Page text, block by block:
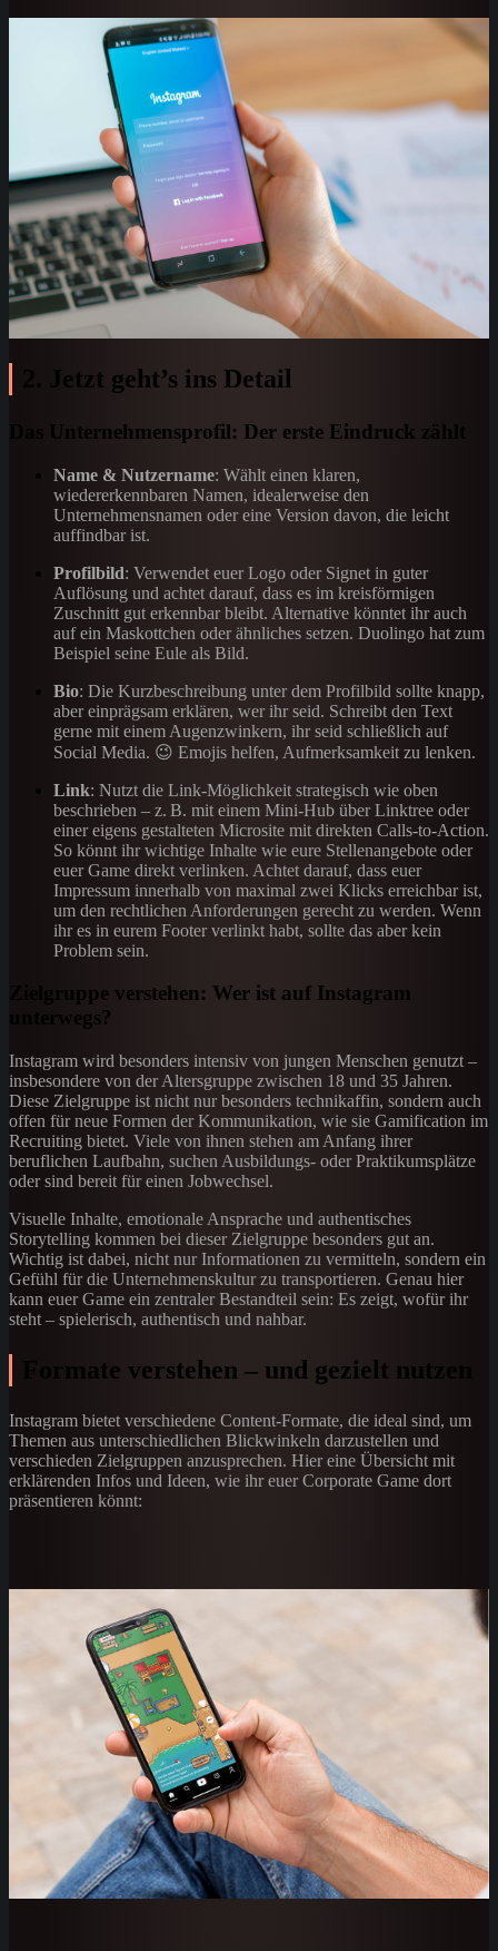
2. Jetzt geht’s ins Detail
Das Unternehmensprofil: Der erste Eindruck zählt
Name & Nutzername: Wählt einen klaren,
wiedererkennbaren Namen, idealerweise den
Unternehmensnamen oder eine Version davon, die leicht
auffindbar ist.
Profilbild: Verwendet euer Logo oder Signet in guter
Auflösung und achtet darauf, dass es im kreisförmigen
Zuschnitt gut erkennbar bleibt. Alternative könntet ihr auch
auf ein Maskottchen oder ähnliches setzen. Duolingo hat zum
Beispiel seine Eule als Bild.
Bio: Die Kurzbeschreibung unter dem Profilbild sollte knapp,
aber einprägsam erklären, wer ihr seid. Schreibt den Text
gerne mit einem Augenzwinkern, ihr seid schließlich auf
Social Media. 😉 Emojis helfen, Aufmerksamkeit zu lenken.
Link: Nutzt die Link-Möglichkeit strategisch wie oben
beschrieben – z. B. mit einem Mini-Hub über Linktree oder
einer eigens gestalteten Microsite mit direkten Calls-to-Action.
So könnt ihr wichtige Inhalte wie eure Stellenangebote oder
euer Game direkt verlinken. Achtet darauf, dass euer
Impressum innerhalb von maximal zwei Klicks erreichbar ist,
um den rechtlichen Anforderungen gerecht zu werden. Wenn
ihr es in eurem Footer verlinkt habt, sollte das aber kein
Problem sein.
Zielgruppe verstehen: Wer ist auf Instagram
unterwegs?
Instagram wird besonders intensiv von jungen Menschen genutzt –
insbesondere von der Altersgruppe zwischen 18 und 35 Jahren.
Diese Zielgruppe ist nicht nur besonders technikaffin, sondern auch
offen für neue Formen der Kommunikation, wie sie Gamification im
Recruiting bietet. Viele von ihnen stehen am Anfang ihrer
beruflichen Laufbahn, suchen Ausbildungs- oder Praktikumsplätze
oder sind bereit für einen Jobwechsel.
Visuelle Inhalte, emotionale Ansprache und authentisches
Storytelling kommen bei dieser Zielgruppe besonders gut an.
Wichtig ist dabei, nicht nur Informationen zu vermitteln, sondern ein
Gefühl für die Unternehmenskultur zu transportieren. Genau hier
kann euer Game ein zentraler Bestandteil sein: Es zeigt, wofür ihr
steht – spielerisch, authentisch und nahbar.
Formate verstehen – und gezielt nutzen
Instagram bietet verschiedene Content-Formate, die ideal sind, um
Themen aus unterschiedlichen Blickwinkeln darzustellen und
verschieden Zielgruppen anzusprechen. Hier eine Übersicht mit
erklärenden Infos und Ideen, wie ihr euer Corporate Game dort
präsentieren könnt: